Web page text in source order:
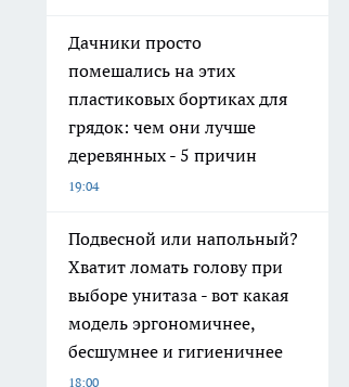
Дачники просто
помешались на этих
пластиковых бортиках для
грядок: чем они лучше
деревянных - 5 причин
19:04
Подвесной или напольный?
Хватит ломать голову при
выборе унитаза - вот какая
модель эргономичнее,
бесшумнее и гигиеничнее
18:00